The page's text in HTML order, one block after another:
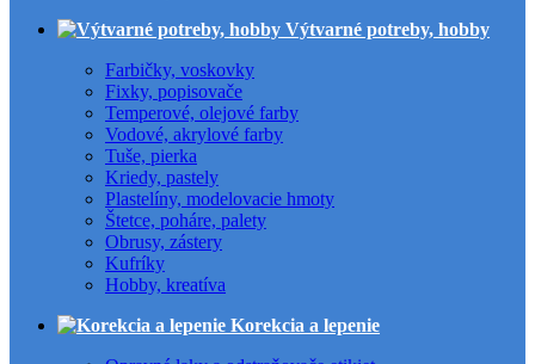
Výtvarné potreby, hobby
Farbičky, voskovky
Fixky, popisovače
Temperové, olejové farby
Vodové, akrylové farby
Tuše, pierka
Kriedy, pastely
Plastelíny, modelovacie hmoty
Štetce, poháre, palety
Obrusy, zástery
Kufríky
Hobby, kreatíva
Korekcia a lepenie